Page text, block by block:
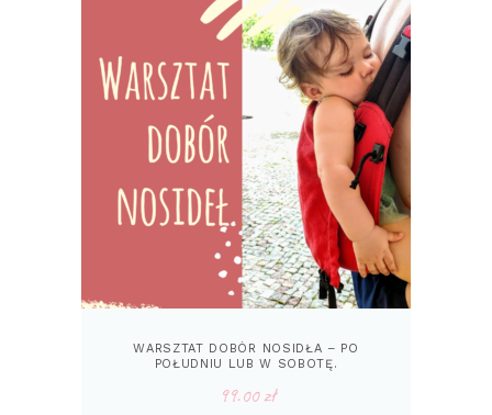
WARSZTAT DOBÓR NOSIDŁA – PO
POŁUDNIU LUB W SOBOTĘ.
99.00zł